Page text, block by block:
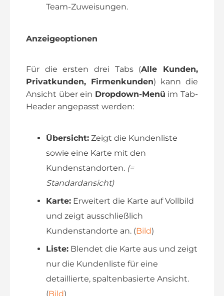
Team-Zuweisungen.
Anzeigeoptionen
Für die ersten drei Tabs (Alle Kunden,
Privatkunden, Firmenkunden) kann die
Ansicht über ein Dropdown-Menü im Tab-
Header angepasst werden:
Übersicht: Zeigt die Kundenliste
sowie eine Karte mit den
Kundenstandorten. (=
Standardansicht)
Karte: Erweitert die Karte auf Vollbild
und zeigt ausschließlich
Kundenstandorte an. (Bild)
Liste: Blendet die Karte aus und zeigt
nur die Kundenliste für eine
detaillierte, spaltenbasierte Ansicht.
(Bild)